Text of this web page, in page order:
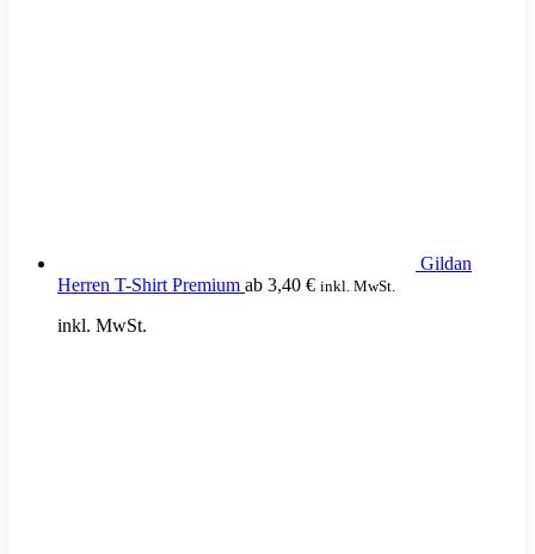
Gildan
Herren T-Shirt Premium ab 3,40 € inkl. MwSt.
inkl. MwSt.